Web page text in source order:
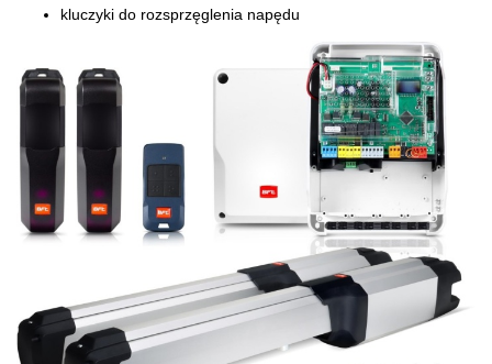
kluczyki do rozsprzęglenia napędu